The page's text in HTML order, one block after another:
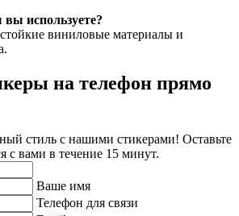
используете?
виниловые материалы и
на телефон прямо
стиль с нашими стикерами! Оставьте
с вами в течение 15 минут.
Ваше имя
Телефон для связи